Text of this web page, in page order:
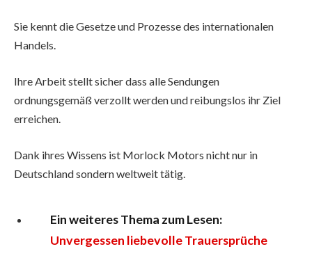
Sie kennt die Gesetze und Prozesse des internationalen
Handels.
Ihre Arbeit stellt sicher dass alle Sendungen
ordnungsgemäß verzollt werden und reibungslos ihr Ziel
erreichen.
Dank ihres Wissens ist Morlock Motors nicht nur in
Deutschland sondern weltweit tätig.
Ein weiteres Thema zum Lesen:
Unvergessen liebevolle Trauersprüche